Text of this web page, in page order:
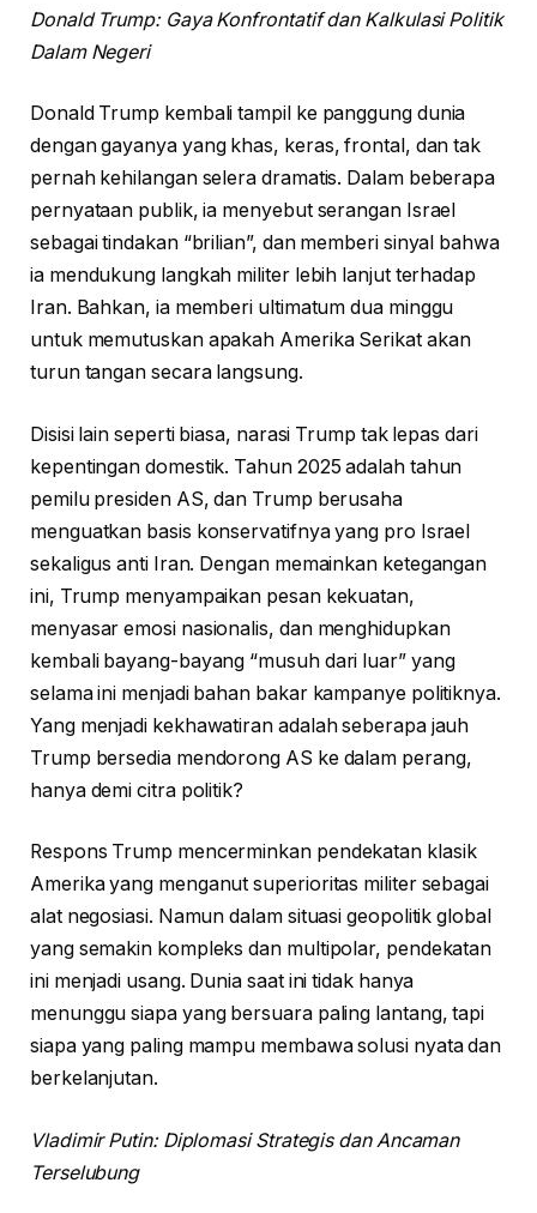
Donald Trump: Gaya Konfrontatif dan Kalkulasi Politik
Dalam Negeri
Donald Trump kembali tampil ke panggung dunia
dengan gayanya yang khas, keras, frontal, dan tak
pernah kehilangan selera dramatis. Dalam beberapa
pernyataan publik, ia menyebut serangan Israel
sebagai tindakan “brilian”, dan memberi sinyal bahwa
ia mendukung langkah militer lebih lanjut terhadap
Iran. Bahkan, ia memberi ultimatum dua minggu
untuk memutuskan apakah Amerika Serikat akan
turun tangan secara langsung.
Disisi lain seperti biasa, narasi Trump tak lepas dari
kepentingan domestik. Tahun 2025 adalah tahun
pemilu presiden AS, dan Trump berusaha
menguatkan basis konservatifnya yang pro Israel
sekaligus anti Iran. Dengan memainkan ketegangan
ini, Trump menyampaikan pesan kekuatan,
menyasar emosi nasionalis, dan menghidupkan
kembali bayang-bayang “musuh dari luar” yang
selama ini menjadi bahan bakar kampanye politiknya.
Yang menjadi kekhawatiran adalah seberapa jauh
Trump bersedia mendorong AS ke dalam perang,
hanya demi citra politik?
Respons Trump mencerminkan pendekatan klasik
Amerika yang menganut superioritas militer sebagai
alat negosiasi. Namun dalam situasi geopolitik global
yang semakin kompleks dan multipolar, pendekatan
ini menjadi usang. Dunia saat ini tidak hanya
menunggu siapa yang bersuara paling lantang, tapi
siapa yang paling mampu membawa solusi nyata dan
berkelanjutan.
Vladimir Putin: Diplomasi Strategis dan Ancaman
Terselubung